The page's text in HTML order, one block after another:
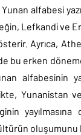
Yunan alfabesi
Lefkandi ve
Ayrıca,
bu erken
alfabesinin
Yunanistan
oluşumunu